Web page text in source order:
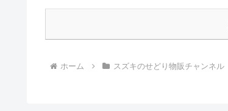
ホーム スズキのせどり物販チャンネル